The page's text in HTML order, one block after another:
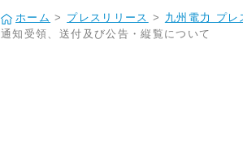
ホーム > プレスリリース > 九州電力 プレ
通知受領、送付及び公告・縦覧について